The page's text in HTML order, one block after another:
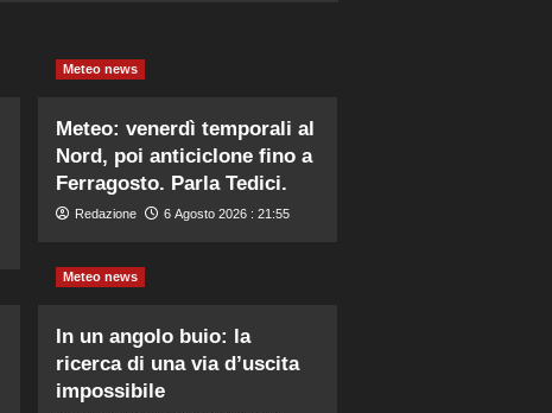
Meteo news
Meteo: venerdì temporali al
Nord, poi anticiclone fino a
Ferragosto. Parla Tedici.
Redazione 6 Agosto 2026 : 21:55
Meteo news
In un angolo buio: la
ricerca di una via d’uscita
impossibile